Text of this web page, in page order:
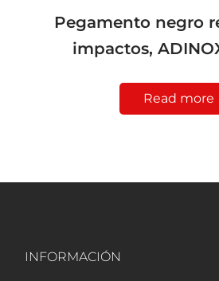
Pegamento negro
impactos,
Read more
INFORMACIÓN